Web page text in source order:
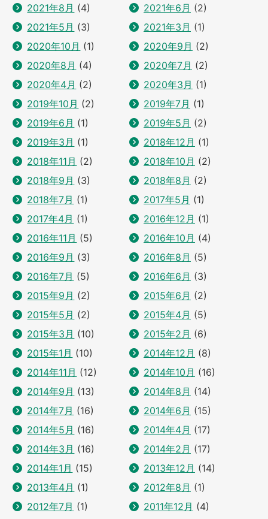
2021年8月 (4) 2021年6月 (2)
2021年5月 (3) 2021年3月 (1)
2020年10月 (1) 2020年9月 (2)
2020年8月 (4) 2020年7月 (2)
2020年4月 (2) 2020年3月 (1)
2019年10月 (2) 2019年7月 (1)
2019年6月 (1) 2019年5月 (2)
2019年3月 (1) 2018年12月 (1)
2018年11月 (2) 2018年10月 (2)
2018年9月 (3) 2018年8月 (2)
2018年7月 (1) 2017年5月 (1)
2017年4月 (1) 2016年12月 (1)
2016年11月 (5) 2016年10月 (4)
2016年9月 (3) 2016年8月 (5)
2016年7月 (5) 2016年6月 (3)
2015年9月 (2) 2015年6月 (2)
2015年5月 (2) 2015年4月 (5)
2015年3月 (10) 2015年2月 (6)
2015年1月 (10) 2014年12月 (8)
2014年11月 (12) 2014年10月 (16)
2014年9月 (13) 2014年8月 (14)
2014年7月 (16) 2014年6月 (15)
2014年5月 (16) 2014年4月 (17)
2014年3月 (16) 2014年2月 (17)
2014年1月 (15) 2013年12月 (14)
2013年4月 (1) 2012年8月 (1)
2012年7月 (1) 2011年12月 (4)